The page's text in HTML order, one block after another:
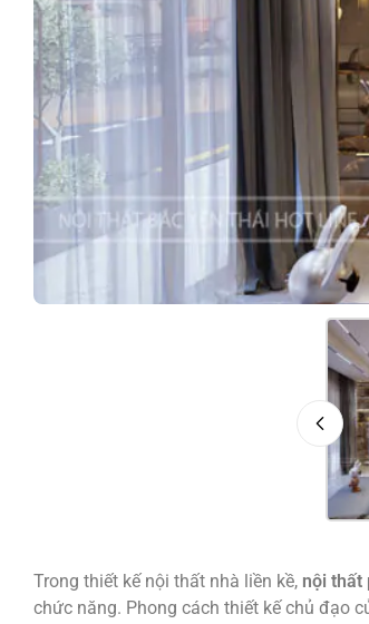
Trong thiết kế nội thất nhà liền kề, nội thất
chức năng. Phong cách thiết kế chủ đạo